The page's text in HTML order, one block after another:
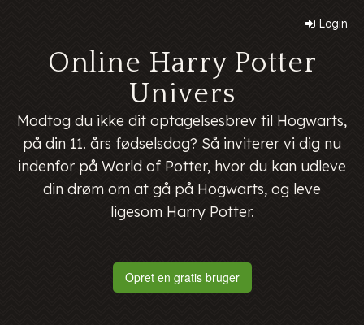
Login
Online Harry Potter
Univers
Modtog du ikke dit optagelsesbrev til Hogwarts,
på din 11. års fødselsdag? Så inviterer vi dig nu
indenfor på World of Potter, hvor du kan udleve
din drøm om at gå på Hogwarts, og leve
ligesom Harry Potter.
Opret en gratis bruger